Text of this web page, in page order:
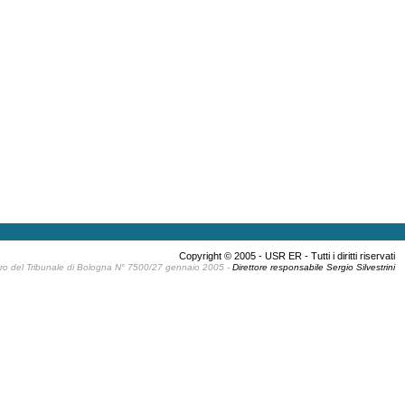
Copyright © 2005 - USR ER - Tutti i diritti riservati
del Tribunale di Bologna N° 7500/27 gennaio 2005 - Direttore responsabile Sergio Silvestrini